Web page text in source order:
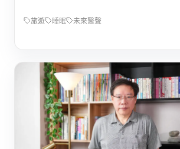
旅遊 睡眠 未來醫聲